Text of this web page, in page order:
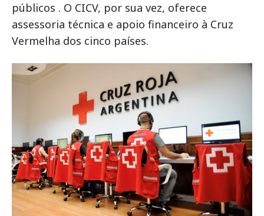
públicos . O CICV, por sua vez, oferece
assessoria técnica e apoio financeiro à Cruz
Vermelha dos cinco países.